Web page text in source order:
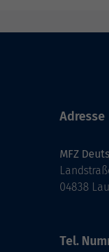
Adresse
MFZ
04838
Tel.